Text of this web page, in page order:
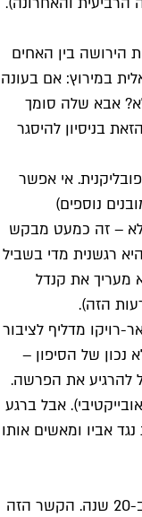
הירושה בין האחים
במירוץ: אם בעונה
אבא שלה סומך
בניסיון להיסגר
אי אפשר
נוספים)
לא – זה כמעט מבקש
רגשנית מדי בשביל
מעריך את קנדל
הזה).
מדליף לציבור
של הסיפון –
להרגיע את הפרשה.
אבל ברגע
אביו ומאשים אותו
מערכת היחסים המשונה והמגניבה ביותר בכל הסדרה, הקשר המיני המזוכיסטי-לייט (רק עלבונות והשפלות) בין ג'רי, היועצת המשפטית הבכירה של לוגן, ורומן, הצעיר ממנה ב-20 שנה. הקשר הזה